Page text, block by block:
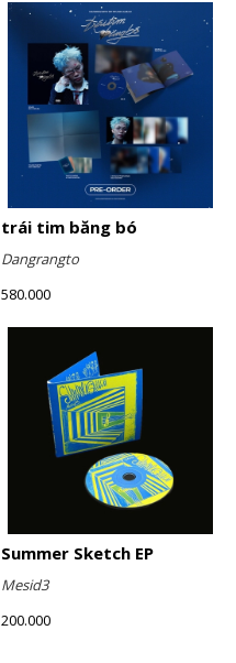
trái tim băng bó
Dangrangto
580.000
Summer Sketch EP
Mesid3
200.000